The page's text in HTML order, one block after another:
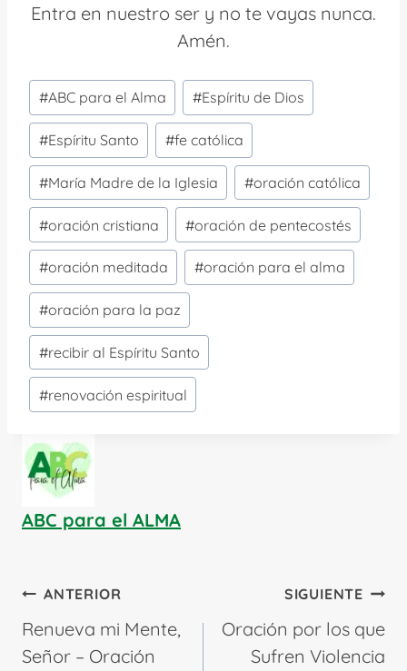
Entra en nuestro ser y no te vayas nunca.
Amén.
Etiquetas
de
la
entrada:
#ABC para el Alma #Espíritu de Dios
#Espíritu Santo #fe católica
#María Madre de la Iglesia #oración católica
#oración cristiana #oración de pentecostés
#oración meditada #oración para el alma
#oración para la paz
#recibir al Espíritu Santo
#renovación espiritual
ABC para el ALMA
Navegación
de
entradas
ANTERIOR
Renueva mi Mente,
Señor – Oración
SIGUIENTE
Oración por los que
Sufren Violencia